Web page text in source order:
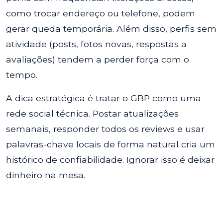
como trocar endereço ou telefone, podem
gerar queda temporária. Além disso, perfis sem
atividade (posts, fotos novas, respostas a
avaliações) tendem a perder força com o
tempo.
A dica estratégica é tratar o GBP como uma
rede social técnica. Postar atualizações
semanais, responder todos os reviews e usar
palavras-chave locais de forma natural cria um
histórico de confiabilidade. Ignorar isso é deixar
dinheiro na mesa.